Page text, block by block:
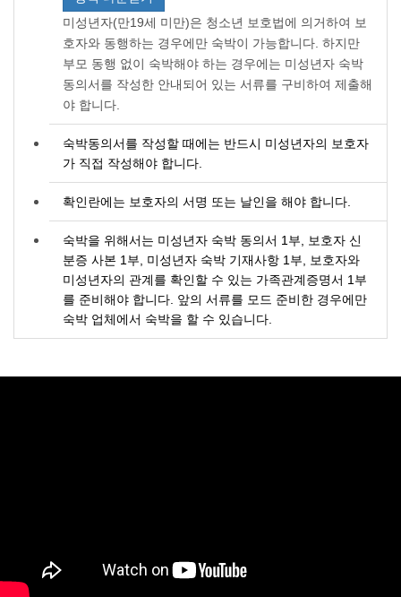
미성년자(만19세 미만)은 청소년 보호법에 의거하여 보
호자와 동행하는 경우에만 숙박이 가능합니다. 하지만
부모 동행 없이 숙박해야 하는 경우에는 미성년자 숙박
동의서를 작성한 안내되어 있는 서류를 구비하여 제출해
야 합니다.
숙박동의서를 작성할 때에는 반드시 미성년자의 보호자
가 직접 작성해야 합니다.
확인란에는 보호자의 서명 또는 날인을 해야 합니다.
숙박을 위해서는 미성년자 숙박 동의서 1부, 보호자 신
분증 사본 1부, 미성년자 숙박 기재사항 1부, 보호자와
미성년자의 관계를 확인할 수 있는 가족관계증명서 1부
를 준비해야 합니다. 앞의 서류를 모드 준비한 경우에만
숙박 업체에서 숙박을 할 수 있습니다.